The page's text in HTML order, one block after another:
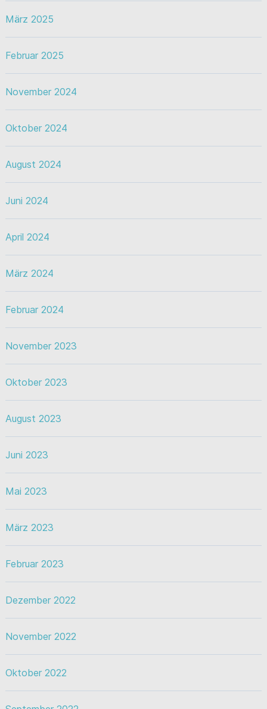
März 2025
Februar 2025
November 2024
Oktober 2024
August 2024
Juni 2024
April 2024
März 2024
Februar 2024
November 2023
Oktober 2023
August 2023
Juni 2023
Mai 2023
März 2023
Februar 2023
Dezember 2022
November 2022
Oktober 2022